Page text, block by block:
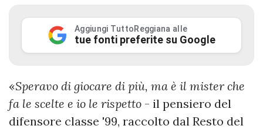
Aggiungi TuttoReggiana alle
tue fonti preferite su Google
«Speravo di giocare di più, ma è il mister che
fa le scelte e io le rispetto - il pensiero del
difensore classe '99, raccolto dal Resto del